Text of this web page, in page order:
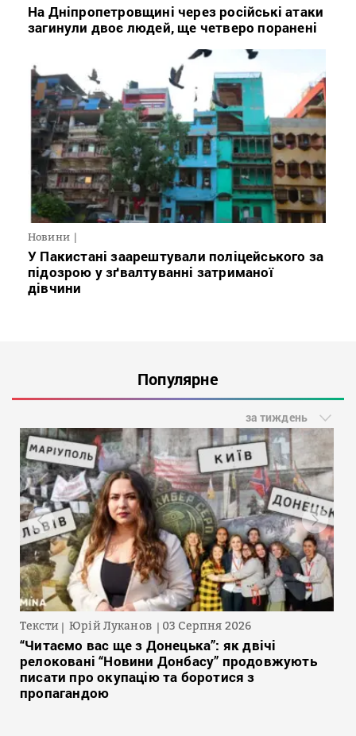
На Дніпропетровщині через російські атаки
загинули двоє людей, ще четверо поранені
Новини
У Пакистані заарештували поліцейського за
підозрою у зґвалтуванні затриманої
дівчини
Популярне
за тиждень
Тексти Юрій Луканов 03 Серпня 2026
“Читаємо вас ще з Донецька”: як двічі
релоковані “Новини Донбасу” продовжують
писати про окупацію та боротися з
пропагандою